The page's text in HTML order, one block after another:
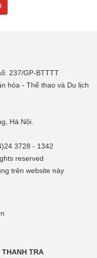
237/GP-BTTTT
hóa - Thể thao và Du lịch
Hà Nội.
3728 - 1342
reserved
trên website này
THANH TRA